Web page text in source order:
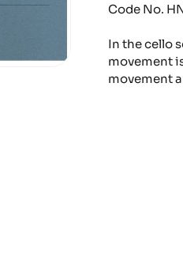
Code No.
In the cello
movement
movement